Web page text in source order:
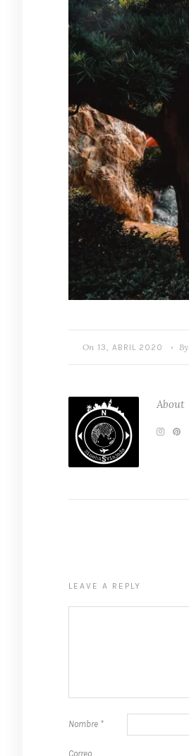
On 13, ABRIL 2020 • By
About
LEAVE A REPLY
Nombre *
Correo